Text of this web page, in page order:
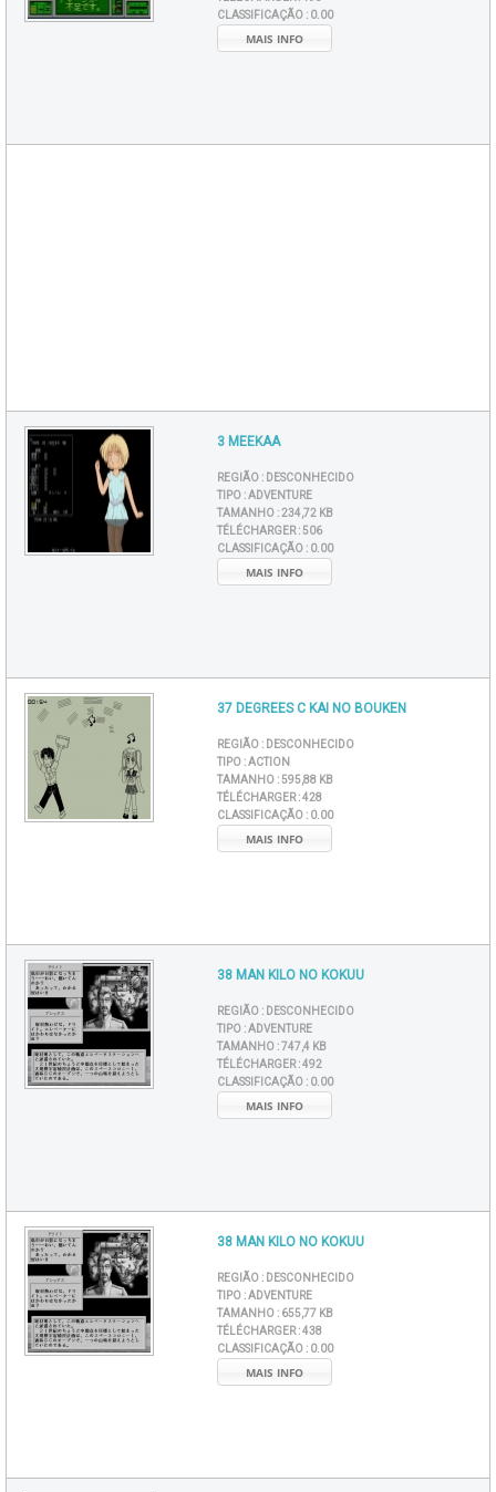
CLASSIFICAÇÃO : 0.00
MAIS INFO
3 MEEKAA
REGIÃO : DESCONHECIDO
TIPO :ADVENTURE
TAMANHO :234,72 KB
TÉLÉCHARGER :506
CLASSIFICAÇÃO : 0.00
MAIS INFO
37 DEGREES C KAI NO BOUKEN
REGIÃO : DESCONHECIDO
TIPO :ACTION
TAMANHO :595,88 KB
TÉLÉCHARGER :428
CLASSIFICAÇÃO : 0.00
MAIS INFO
38 MAN KILO NO KOKUU
REGIÃO : DESCONHECIDO
TIPO :ADVENTURE
TAMANHO :747,4 KB
TÉLÉCHARGER :492
CLASSIFICAÇÃO : 0.00
MAIS INFO
38 MAN KILO NO KOKUU
REGIÃO : DESCONHECIDO
TIPO :ADVENTURE
TAMANHO : 655,77 KB
TÉLÉCHARGER :438
CLASSIFICAÇÃO : 0.00
MAIS INFO